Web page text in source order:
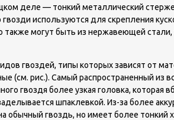
деле — тонкий металлический
используются для скрепления
также могут быть из нержавеющей
гвоздей, типы которых зависят от
(см. рис.). Самый распространенный из
гвоздя более узкая головка,
шпаклевкой. Из-за более
обычный гвоздь, но имеет более тонкий